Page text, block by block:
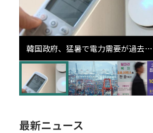
韓国政府、猛暑で電力需要が過去最
高更新の可能性に需給対応体制を点
検
最新ニュース